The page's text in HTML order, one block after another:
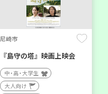
尼崎市
『島守の塔』映画上映会
中・高・大学生
大人向け